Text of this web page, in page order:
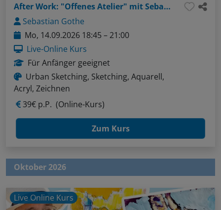
After Work: "Offenes Atelier" mit Sebastian - Thema: Menschen in Bewegung sketchen (Liner / Pinselstifte / Aquarellfarben)
Sebastian Gothe
Mo, 14.09.2026 18:45 – 21:00
Live-Online Kurs
Für Anfänger geeignet
Urban Sketching, Sketching, Aquarell,
Acryl, Zeichnen
39€ p.P. (Online-Kurs)
Zum Kurs
Oktober 2026
Live Online Kurs